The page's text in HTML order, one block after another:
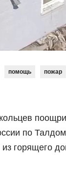
помощь пожар
по
из горящего